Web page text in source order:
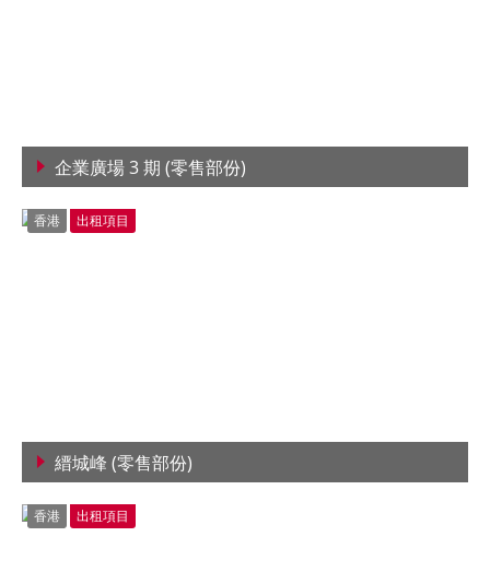
企業廣場 3 期 (零售部份)
香港 出租項目
縉城峰 (零售部份)
香港 出租項目